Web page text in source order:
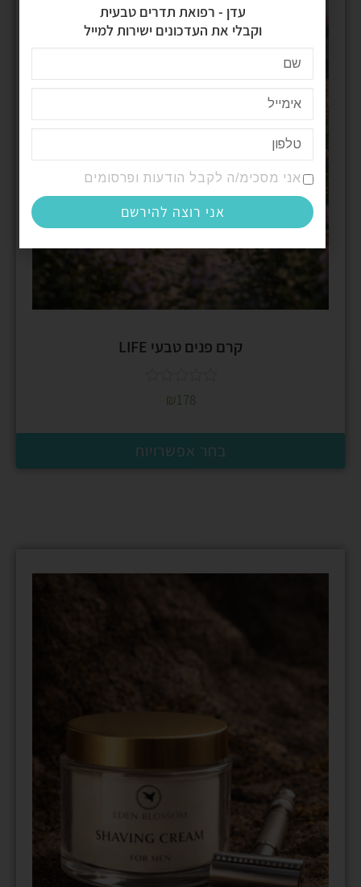
קרם פנים טבעי LIFE
₪178
בחר אפשרויות
עדן - רפואת תדרים טבעית
וקבלי את העדכונים ישירות למייל
אני מסכימ/ה לקבל הודעות ופרסומים
אני רוצה להירשם